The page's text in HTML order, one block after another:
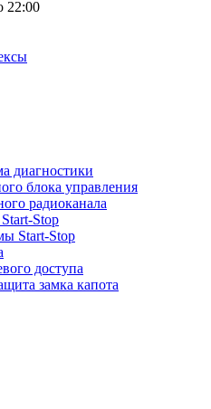
22:00
диагностики
блока управления
радиоканала
Stop
Start-Stop
доступа
замка капота